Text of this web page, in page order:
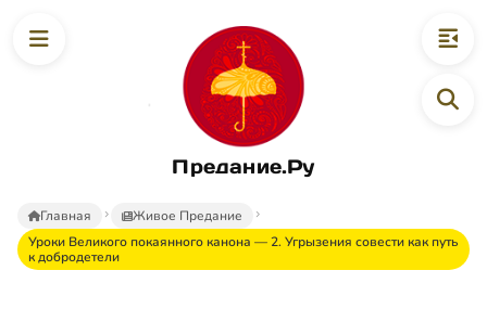
Предание.Ру
Главная
Живое Предание
Уроки Великого покаянного канона — 2. Угрызения совести как путь
к добродетели